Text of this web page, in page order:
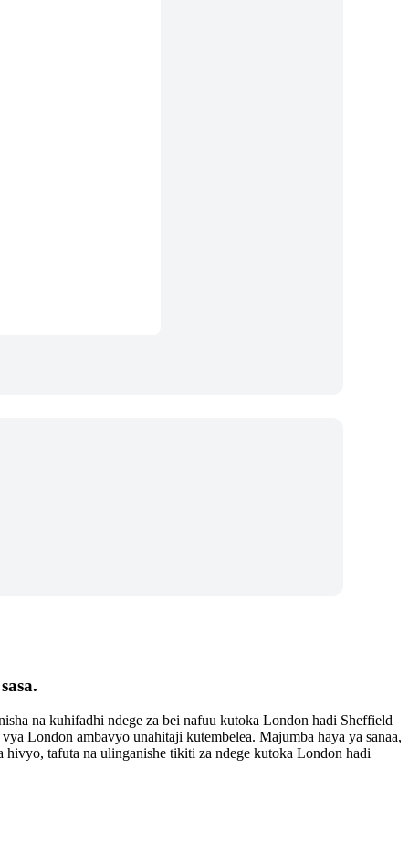
na kuhifadhi ndege za bei nafuu kutoka London hadi Sheffield
London ambavyo unahitaji kutembelea. Majumba haya ya sanaa,
tafuta na ulinganishe tikiti za ndege kutoka London hadi